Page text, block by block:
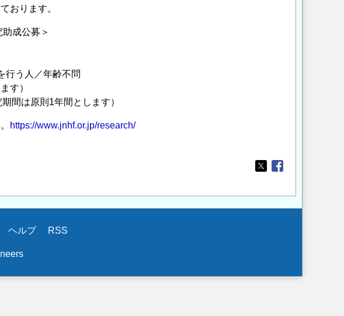
おります。
成公募＞
行う人／年齢不問
）
間は原則1年間とします）
https://www.jnhf.or.jp/research/
Opens in a new
Opens in a new
ヘルプ RSS